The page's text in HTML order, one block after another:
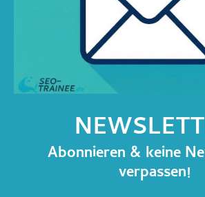
Abonnieren & keine
verpassen!